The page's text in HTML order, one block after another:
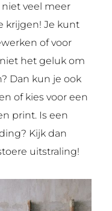
veel meer
krijgen! Je kunt
of voor
het geluk om
Dan kun je ook
of kies voor een
print. Is een
Kijk dan
uitstraling!